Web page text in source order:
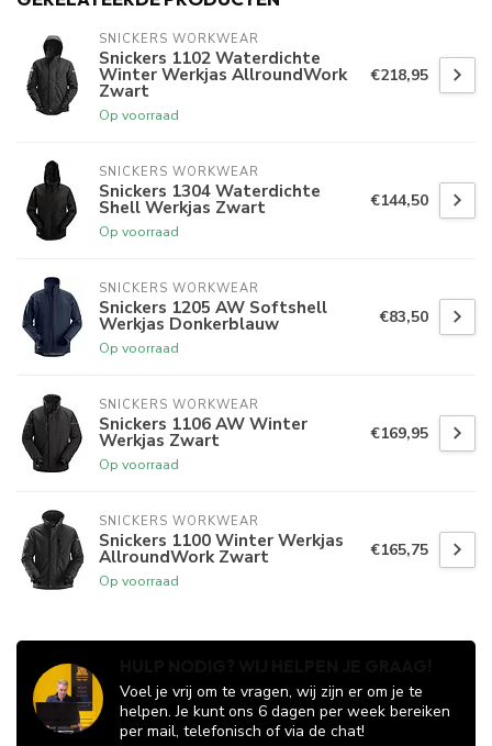
SNICKERS WORKWEAR
Snickers 1102 Waterdichte
Winter Werkjas AllroundWork
Zwart
Op voorraad
€218,95
SNICKERS WORKWEAR
Snickers 1304 Waterdichte
Shell Werkjas Zwart
Op voorraad
€144,50
SNICKERS WORKWEAR
Snickers 1205 AW Softshell
Werkjas Donkerblauw
Op voorraad
€83,50
SNICKERS WORKWEAR
Snickers 1106 AW Winter
Werkjas Zwart
Op voorraad
€169,95
SNICKERS WORKWEAR
Snickers 1100 Winter Werkjas
AllroundWork Zwart
Op voorraad
€165,75
Voel je vrij om te vragen, wij zijn er om je te
helpen. Je kunt ons 6 dagen per week bereiken
per mail, telefonisch of via de chat!